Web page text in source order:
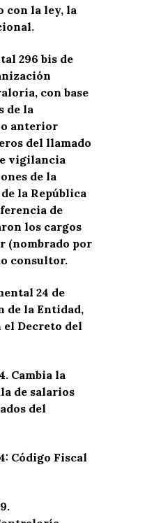
con la ley, la
296 bis de
con base
de la
anterior
del llamado
vigilancia
de la
la República
de
los cargos
(nombrado por
consultor.
24 de
de la Entidad,
Decreto del
Cambia la
de salarios
del
Código Fiscal